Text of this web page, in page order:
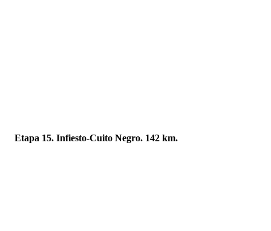
Etapa 15. Infiesto-Cuito Negro. 142 km.